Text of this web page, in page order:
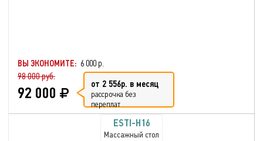
ВЫ ЭКОНОМИТЕ: 6 000 р.
98 000 руб.
92 000 от 2 556р. в месяц
рассрочка без
переплат
ESTI-H16
Массажный стол